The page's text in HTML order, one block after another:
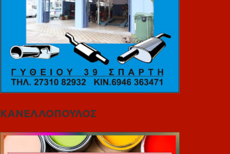
ΚΑΝΕΛΛΟΠΟΥΛΟΣ